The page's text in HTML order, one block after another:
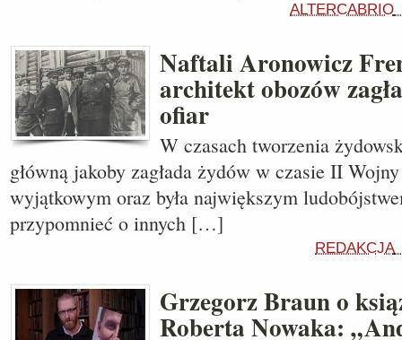
ALTERCABRIO
Naftali Aronowicz
architekt obozów
ofiar
W czasach tworzenia
główną jakoby zagłada żydów w czasie II
wyjątkowym oraz była największym
przypomnieć o innych […]
REDAKCJA
Grzegorz Braun o
Roberta Nowaka: